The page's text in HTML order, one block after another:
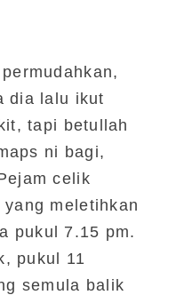
dia lalu ikut
tapi betullah
ni bagi,
celik
meletihkan
pukul 7.15 pm.
pukul 11
semula balik